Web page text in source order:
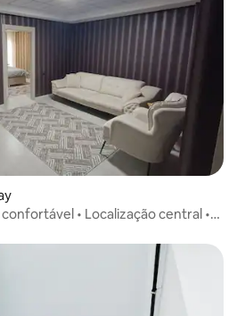
• Localização central •